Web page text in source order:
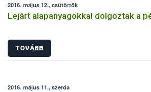
2016. május 12., csütörtök
Lejárt alapanyagokkal dolgoztak a
TOVÁBB
2016. május 11., szerda